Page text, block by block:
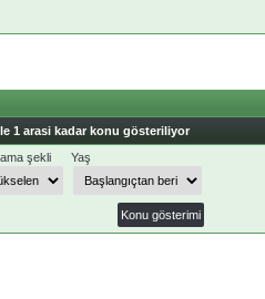
1 arasi kadar konu gösteriliyor
şekli Yaş